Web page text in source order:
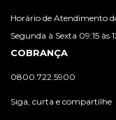
Horário de Atendimento
Segunda à Sexta 09:15 às
COBRANÇA
0800.722.5900
Siga, curta e compartilhe